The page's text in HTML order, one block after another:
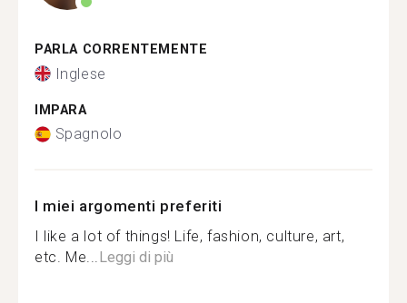
PARLA CORRENTEMENTE
Inglese
IMPARA
Spagnolo
I miei argomenti preferiti
I like a lot of things! Life, fashion, culture, art,
etc. Me...Leggi di più